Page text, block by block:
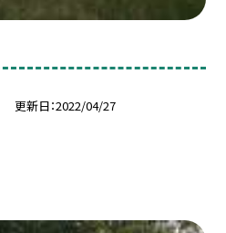
更新日 2022/04/27